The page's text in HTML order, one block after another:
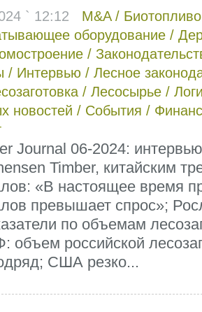
` 12:12 M&A/ Биотопливо
оборудование /
/
/ Интервью / Лесное
/ Лесосырье /
новостей / События /
Journal 06-2024:
Timber, китайским
«В настоящее время
превышает спрос»;
по объемам
объем российской
США резко...